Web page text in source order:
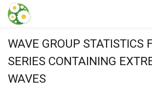
本文に飛ぶ
WAVE GROUP STATISTICS
SERIES CONTAINING
WAVES